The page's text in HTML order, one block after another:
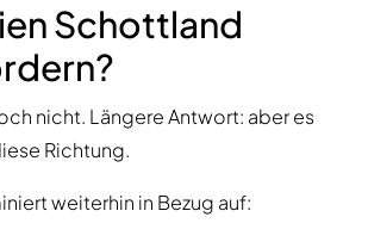
Schottland
nicht. Längere Antwort: aber es
Richtung.
weiterhin in Bezug auf: